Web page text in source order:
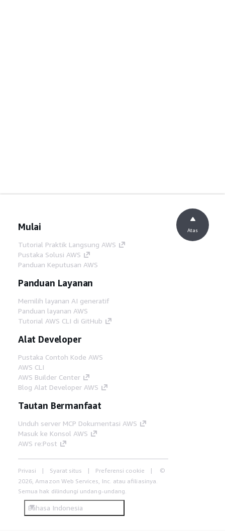
Mulai
Tutorial Praktik Langsung AWS
Pustaka Solusi AWS
Panduan Keputusan AWS
Panduan Layanan
Memilih layanan AI generatif
Panduan layanan AWS
Tutorial AWS CLI di GitHub
Alat Developer
Pustaka Contoh Kode AWS
AWS CLI
AWS Builder Center
Blog Alat Developer AWS
Tautan Bermanfaat
Unduh server MCP Dokumentasi AWS
Masuk ke Konsol AWS
AWS re:Post
Privasi Syarat situs Preferensi cookie
©
2026, Amazon Web Services, Inc. atau afiliasinya.
Semua hak dilindungi undang-undang.
Bahasa Indonesia
Atas